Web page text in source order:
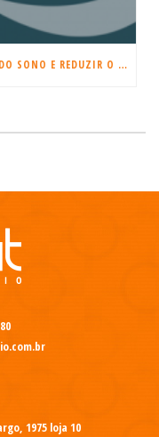
PILATES PARA MELHORAR A QUALIDADE DO SONO E REDUZIR O ESTRESSE
1975 loja 10